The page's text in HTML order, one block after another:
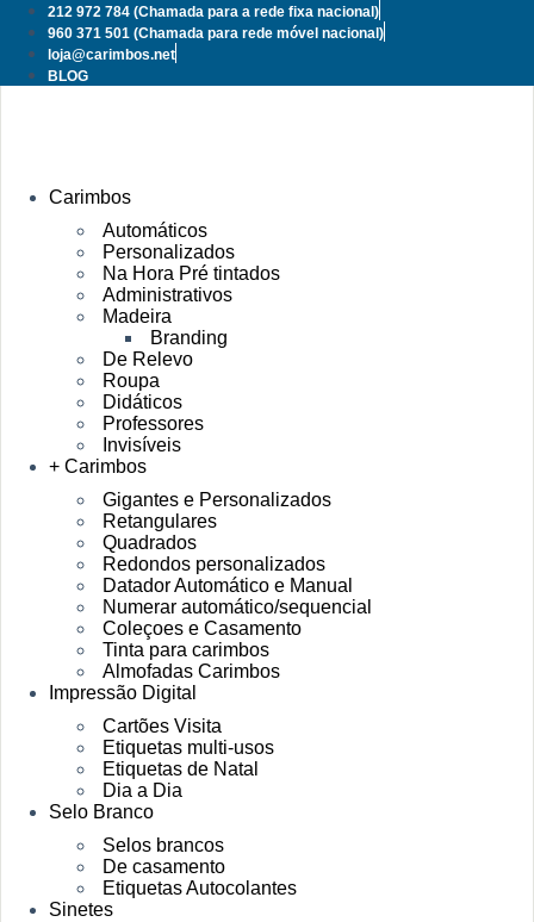
Pular
para
conteúdo
212 972 784 (Chamada para a rede fixa nacional)
960 371 501 (Chamada para rede móvel nacional)
loja@carimbos.net
BLOG
Carimbos
Automáticos
Personalizados
Na Hora Pré tintados
Administrativos
Madeira
Branding
De Relevo
Roupa
Didáticos
Professores
Invisíveis
+ Carimbos
Gigantes e Personalizados
Retangulares
Quadrados
Redondos personalizados
Datador Automático e Manual
Numerar automático/sequencial
Coleçoes e Casamento
Tinta para carimbos
Almofadas Carimbos
Impressão Digital
Cartões Visita
Etiquetas multi-usos
Etiquetas de Natal
Dia a Dia
Selo Branco
Selos brancos
De casamento
Etiquetas Autocolantes
Sinetes